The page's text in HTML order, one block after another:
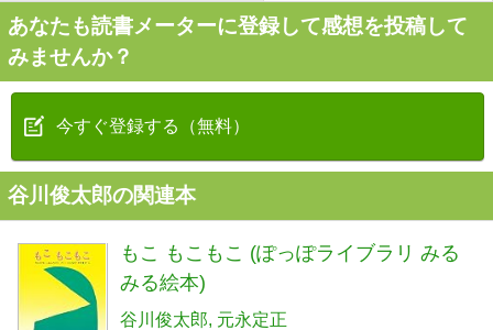
あなたも読書メーターに登録して感想を投稿して
みませんか？
今すぐ登録する（無料）
谷川俊太郎の関連本
もこ もこもこ (ぽっぽライブラリ みる
みる絵本)
谷川俊太郎 元永定正